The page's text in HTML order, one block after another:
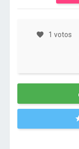
1 votos